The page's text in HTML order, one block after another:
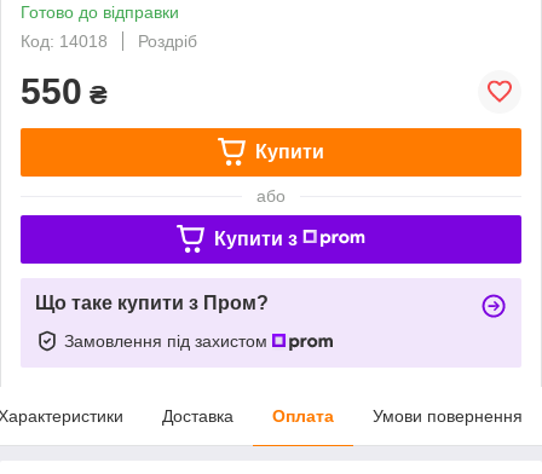
Готово до відправки
Код: 14018
Роздріб
550 ₴
Купити
або
Купити з
Що таке купити з Пром?
Замовлення під захистом
Доставка Оплата Умови повернення